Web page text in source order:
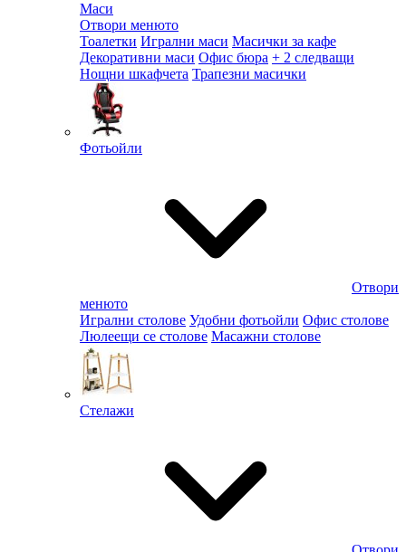
Маси
Отвори менюто
Тоалетки Игрални маси Масички за кафе
Декоративни маси Офис бюра + 2 следващи
Нощни шкафчета Трапезни масички
Фотьойли
Отвори
менюто
Игрални столове Удобни фотьойли Офис столове
Люлеещи се столове Масажни столове
Стелажи